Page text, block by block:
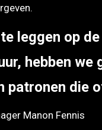
leggen op
hebben
patronen die
Manon Fennis